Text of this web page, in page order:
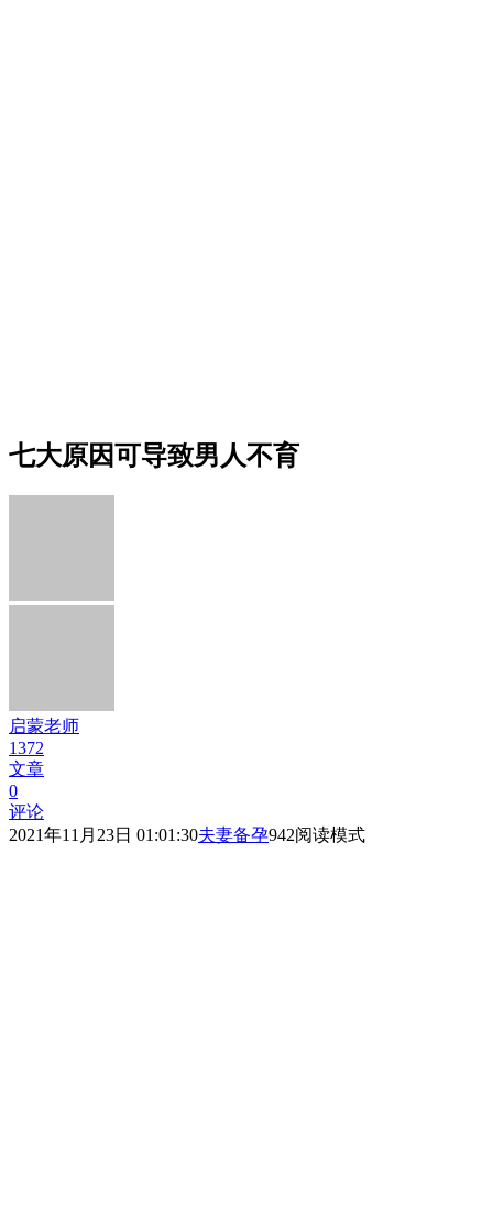
七大原因可导致男人不育
启蒙老师
1372
文章
0
评论
2021年11月23日 01:01:30夫妻备孕942阅读模式